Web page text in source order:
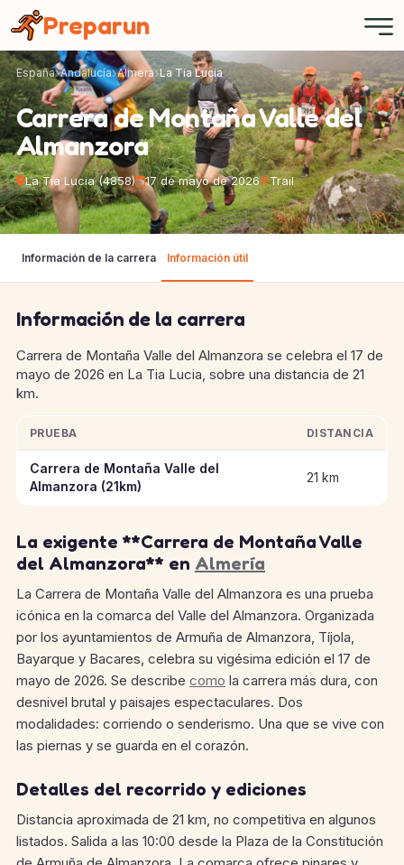
Preparun
España Andalucía Almera La Tia Lucia
Carrera de Montaña Valle del
Almanzora
La Tia Lucia (4858) 17 de mayo de 2026 Trail
Información de la carrera Información útil
Información de la carrera
Carrera de Montaña Valle del Almanzora se celebra el 17 de
mayo de 2026 en La Tia Lucia, sobre una distancia de 21
km.
Información clave de las pruebas de Carrera de Montaña
PRUEBA DISTANCIA
Carrera de Montaña Valle del
Almanzora (21km)
21 km
La exigente **Carrera de Montaña Valle
del Almanzora** en Almería
La Carrera de Montaña Valle del Almanzora es una prueba
icónica en la comarca del Valle del Almanzora. Organizada
por los ayuntamientos de Armuña de Almanzora, Tíjola,
Bayarque y Bacares, celebra su vigésima edición el 17 de
mayo de 2026. Se describe como la carrera más dura, con
desnivel brutal y paisajes espectaculares. Dos
modalidades: corriendo o senderismo. Una que se vive con
las piernas y se guarda en el corazón.
Detalles del recorrido y ediciones
Distancia aproximada de 21 km, no competitiva en algunos
listados. Salida a las 10:00 desde la Plaza de la Constitución
Panel de gestión de cookies